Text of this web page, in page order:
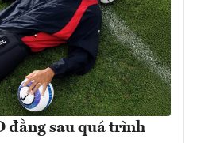
đằng sau quá trình